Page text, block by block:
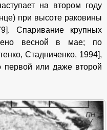
на втором году
при высоте раковины
Спаривание крупных
весной в мае; по
Стадниченко, 1994],
первой или даже второй